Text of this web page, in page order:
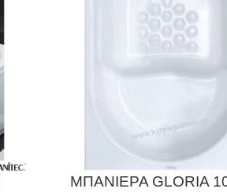
ΜΠΑΝΙΕΡΑ GLORIA